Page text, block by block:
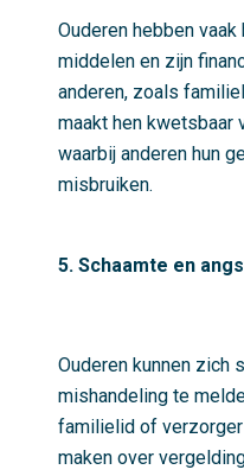
Ouderen hebben
middelen en zijn
anderen, zoals
maakt hen kwetsbaar
waarbij anderen hun
misbruiken.
5. Schaamte en
Ouderen kunnen zich
mishandeling te
familielid of
maken over